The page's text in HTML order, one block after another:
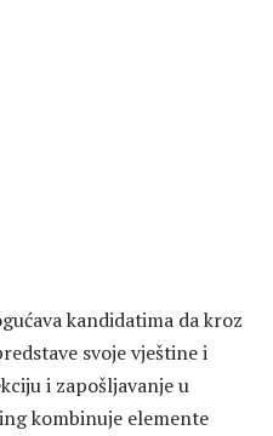
kandidatima da kroz
svoje vještine i
i zapošljavanje u
kombinuje elemente